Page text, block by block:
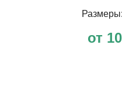
от